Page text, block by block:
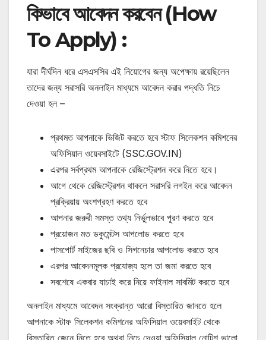
কিভাবে আবেদন করবেন (How
To Apply) :
যারা দীর্ঘদিন ধরে এসএসসির এই নিয়োগের জন্য অপেক্ষায় রয়েছিলেন
তাদের জন্য সরাসরি অনলাইন মাধ্যমে আবেদন করার পদ্ধতি নিচে
দেওয়া হল –
প্রথমত আপনাকে ভিজিট করতে হবে স্টাফ সিলেকশন কমিশনের
অফিসিয়াল ওয়েবসাইটে (SSC.GOV.IN)
এরপর সর্বপ্রথম আপনাকে রেজিস্ট্রেশন করে নিতে হবে।
আগে থেকে রেজিস্ট্রেশন থাকলে সরাসরি লগইন করে আবেদন
প্রক্রিয়ায় অংশগ্রহণ করতে হবে
আপনার জরুরী সমস্ত তথ্য নির্ভুলভাবে পূরণ করতে হবে
প্রয়োজন মত ডকুমেন্টস আপলোড করতে হবে
পাসপোর্ট সাইজের ছবি ও সিগনেচার আপলোড করতে হবে
এরপর আবেদনমূলক প্রযোজ্য হলে তা জমা করতে হবে
সবশেষে একবার যাচাই করে নিয়ে ফাইনাল সাবমিট করতে হবে
অনলাইন মাধ্যমে আবেদন সংক্রান্ত আরো বিস্তারিত জানতে হলে
আপনাকে স্টাফ সিলেকশন কমিশনের অফিসিয়াল ওয়েবসাইট থেকে
বিস্তারিত জেনে নিতে হবে অথবা নিচে দেওয়া অফিসিয়াল নোটিশ ভালো